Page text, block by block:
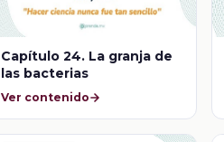
Capítulo 24. La granja de
las bacterias
Ver contenido